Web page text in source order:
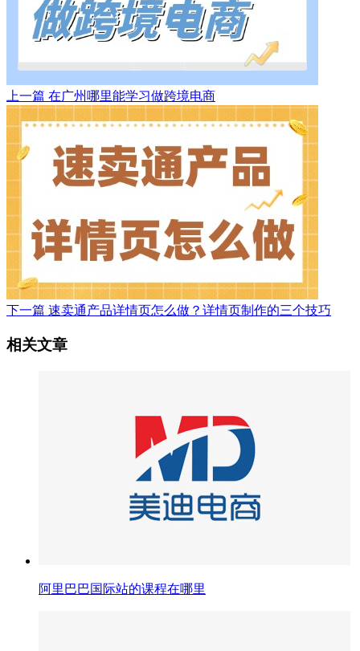
上一篇 在广州哪里能学习做跨境电商
下一篇 速卖通产品详情页怎么做？详情页制作的三个技巧
相关文章
阿里巴巴国际站的课程在哪里